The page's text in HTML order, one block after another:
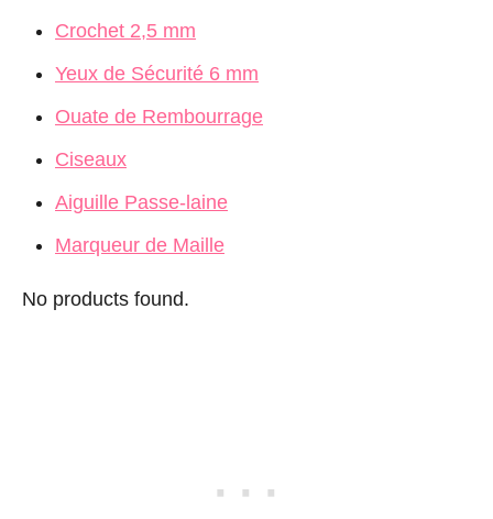
Crochet 2,5 mm
Yeux de Sécurité 6 mm
Ouate de Rembourrage
Ciseaux
Aiguille Passe-laine
Marqueur de Maille
No products found.